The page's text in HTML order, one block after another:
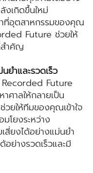
งเกิดขึ้นใหม่
ที่อุตสาหกรรมของคุณ
Future ช่วยให้
ำคัญ
ยำและรวดเร็ว
Recorded Future
ศาลให้กลายเป็น
ยให้ทีมของคุณเข้าใจ
โยงระหว่าง
สี่ยงได้อย่างแม่นยำ
ย่างรวดเร็วและมี